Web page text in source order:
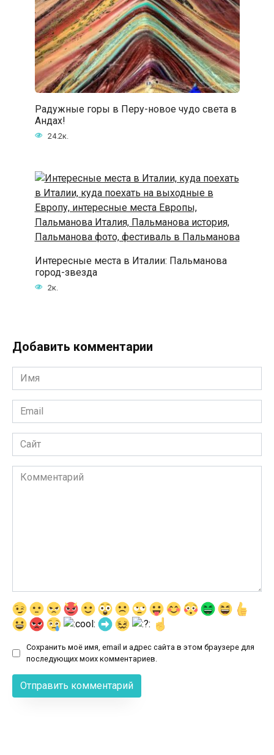
Радужные горы в Перу-новое чудо света в
Андах!
24.2к.
Интересные места в Италии: Пальманова
город-звезда
2к.
Добавить комментарии
Имя
*
Email
*
Сайт
Комментарий
Сохранить моё имя, email и адрес сайта в этом браузере для
последующих моих комментариев.